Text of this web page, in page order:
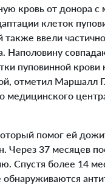
кровь от донора с
клеток
также ввели
Наполовину
пуповинной
отметил Маршалл
медицинского
помог ей
Через 37 месяцев
Спустя более 14